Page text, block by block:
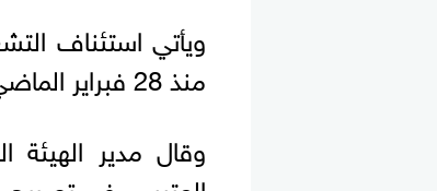
ويأتي استئناف
منذ 28 فبراير الماضي، على خلفية الأوضاع في المنطقة.
وقال مدير الهيئة